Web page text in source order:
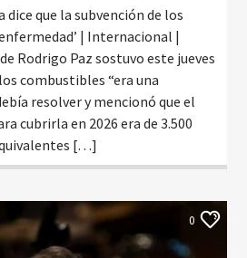
dice que la subvención de los
| Internacional |
Rodrigo Paz sostuvo este jueves
combustibles “era una
resolver y mencionó que el
cubrirla en 2026 era de 3.500
[…]
0